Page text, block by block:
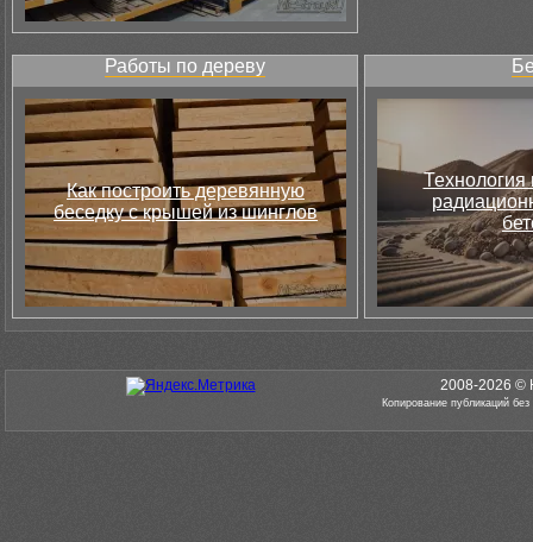
Работы по дереву
Как построить деревянную
беседку с крышей из шинглов
Технология
2008-2026 ©
Копирование публикаций